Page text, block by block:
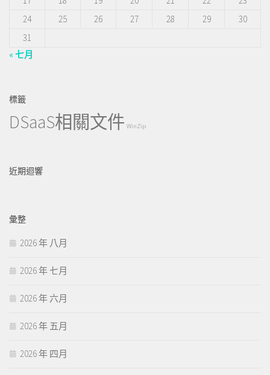
24
25 26 27 28 29
30
31
« 七月
標籤
DSaaS相關文件 WinZip
近期迴響
彙整
2026 年 八月
2026 年 七月
2026 年 六月
2026 年 五月
2026 年 四月